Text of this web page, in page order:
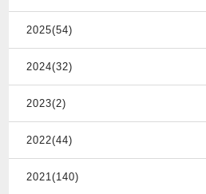
2025(54)
2024(32)
2023(2)
2022(44)
2021(140)